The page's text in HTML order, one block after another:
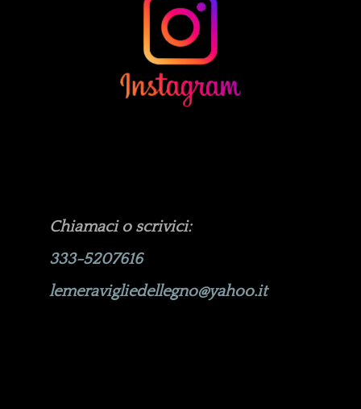
Chiamaci o scrivici:
333-5207616
lemeravigliedellegno@yahoo.it